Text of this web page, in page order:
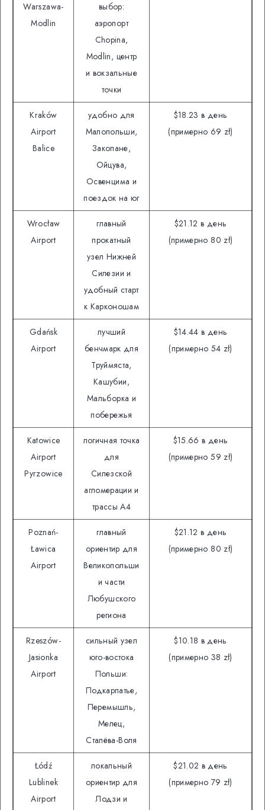
Warszawa-
Modlin
выбор:
аэропорт
Chopina,
Modlin, центр
и вокзальные
точки
Kraków
Airport
Balice
удобно для
Малопольши,
Закопане,
Ойцува,
Освенцима и
поездок на юг
$18.23 в день
(примерно 69 zł)
Wrocław
Airport
главный
прокатный
узел Нижней
Силезии и
удобный старт
к Карконошам
$21.12 в день
(примерно 80 zł)
Gdańsk
Airport
лучший
бенчмарк для
Труймяста,
Кашубии,
Мальборка и
побережья
$14.44 в день
(примерно 54 zł)
Katowice
Airport
Pyrzowice
логичная точка
для
Силезской
агломерации и
трассы A4
$15.66 в день
(примерно 59 zł)
Poznań-
Ławica
Airport
главный
ориентир для
Великопольши
и части
Любушского
региона
$21.12 в день
(примерно 80 zł)
Rzeszów-
Jasionka
Airport
сильный узел
юго-востока
Польши:
Подкарпатье,
Перемышль,
Мелец,
Сталёва-Воля
$10.18 в день
(примерно 38 zł)
Łódź
Lublinek
Airport
локальный
ориентир для
Лодзи и
$21.02 в день
(примерно 79 zł)